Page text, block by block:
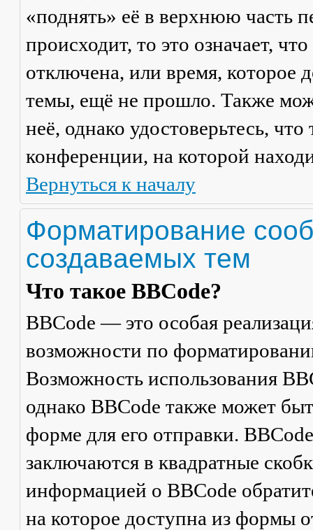
«поднять» её в верхнюю часть
происходит, то это означает,
отключена, или время, которое
темы, ещё не прошло. Также
неё, однако удостоверьтесь,
конференции, на которой
Вернуться к началу
Форматирование
создаваемых тем
Что такое BBCode?
BBCode — это особая
возможности по
Возможность использования
однако BBCode также может
форме для его отправки.
заключаются в квадратные
информацией о BBCode
на которое доступна из формы